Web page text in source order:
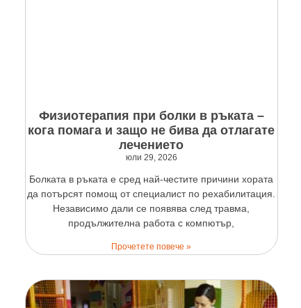
Физиотерапия при болки в ръката –
кога помага и защо не бива да отлагате
лечението
юли 29, 2026
Болката в ръката е сред най-честите причини хората
да потърсят помощ от специалист по рехабилитация.
Независимо дали се появява след травма,
продължителна работа с компютър,
Прочетете повече »